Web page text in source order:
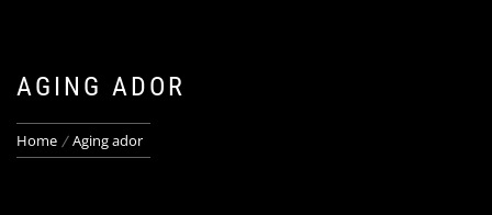
AGING ADOR
Home Aging ador